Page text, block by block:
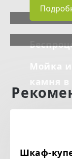
Мойка
камня в
Шкаф-